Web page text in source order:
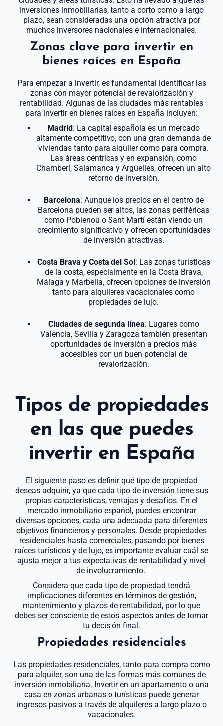
inversiones inmobiliarias, tanto a corto como a largo
plazo, sean consideradas una opción atractiva por
muchos inversores nacionales e internacionales.
Zonas clave para invertir en
bienes raíces en España
Para empezar a invertir, es fundamental identificar las
zonas con mayor potencial de revalorización y
rentabilidad. Algunas de las ciudades más rentables
para invertir en bienes raíces en España incluyen:
Madrid : La capital española es un mercado
altamente competitivo, con una gran demanda de
viviendas tanto para alquiler como para compra.
Las áreas céntricas y en expansión, como
Chamberí, Salamanca y Argüelles, ofrecen un alto
retorno de inversión.
Barcelona: Aunque los precios en el centro de
Barcelona pueden ser altos, las zonas periféricas
como Poblenou o Sant Martí están viendo un
crecimiento significativo y ofrecen oportunidades
de inversión atractivas.
Costa Brava y Costa del Sol : Las zonas turísticas
de la costa, especialmente en la Costa Brava,
Málaga y Marbella, ofrecen opciones de inversión
tanto para alquileres vacacionales como
propiedades de lujo.
Ciudades de segunda línea: Lugares como
Valencia, Sevilla y Zaragoza también presentan
oportunidades de inversión a precios más
accesibles con un buen potencial de
revalorización.
Tipos de propiedades
en las que puedes
invertir en España
El siguiente paso es definir qué tipo de propiedad
deseas adquirir, ya que cada tipo de inversión tiene sus
propias características, ventajas y desafíos. En el
mercado inmobiliario español, puedes encontrar
diversas opciones, cada una adecuada para diferentes
objetivos financieros y personales. Desde propiedades
residenciales hasta comerciales, pasando por bienes
raíces turísticos y de lujo, es importante evaluar cuál se
ajusta mejor a tus expectativas de rentabilidad y nivel
de involucramiento.
Considera que cada tipo de propiedad tendrá
implicaciones diferentes en términos de gestión,
mantenimiento y plazos de rentabilidad, por lo que
debes ser consciente de estos aspectos antes de tomar
tu decisión final.
Propiedades residenciales
Las propiedades residenciales, tanto para compra como
para alquiler, son una de las formas más comunes de
inversión inmobiliaria. Invertir en un apartamento o una
casa en zonas urbanas o turísticas puede generar
ingresos pasivos a través de alquileres a largo plazo o
vacacionales.